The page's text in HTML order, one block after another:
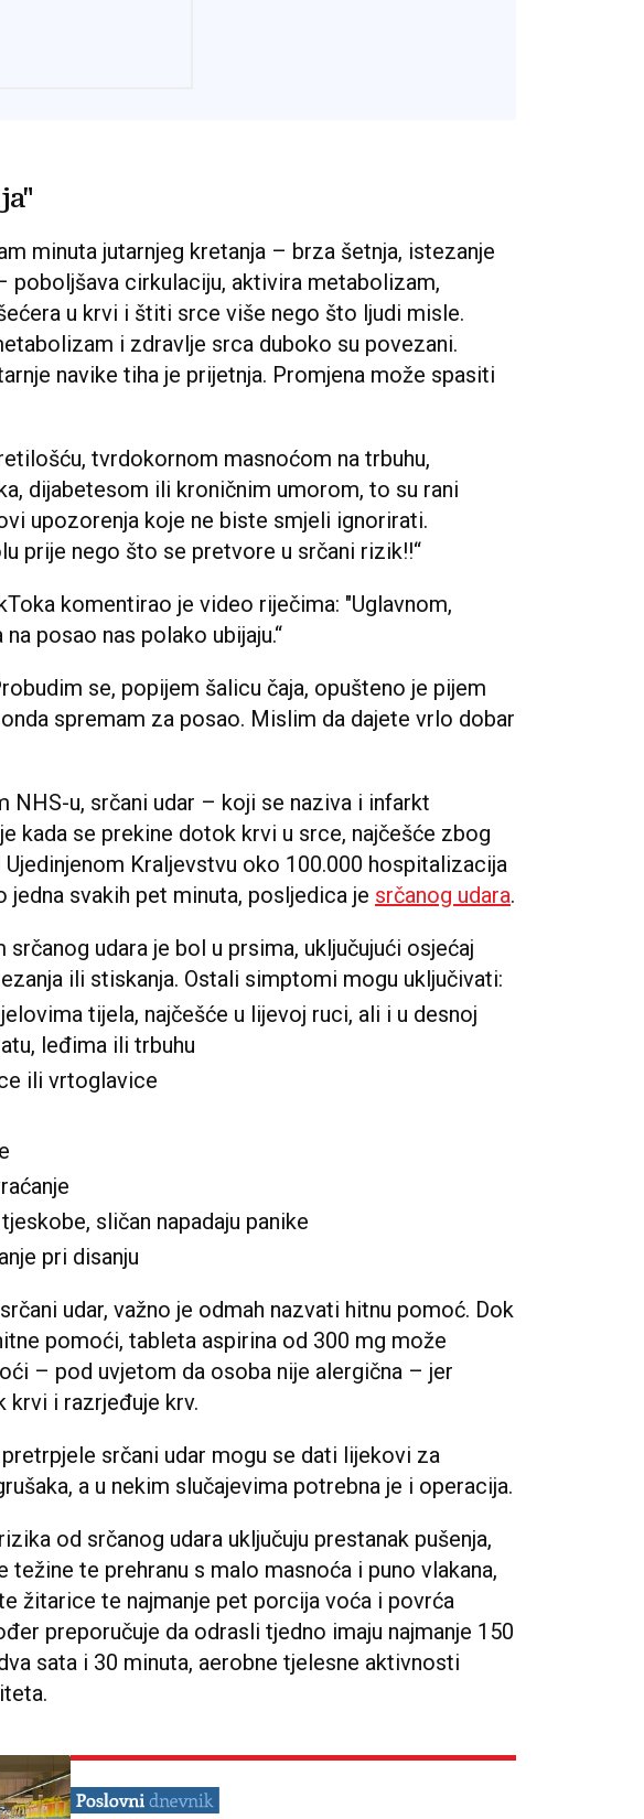
minuta jutarnjeg kretanja – brza šetnja, istezanje
poboljšava cirkulaciju, aktivira metabolizam,
u krvi i štiti srce više nego što ljudi misle.
i zdravlje srca duboko su povezani.
navike tiha je prijetnja. Promjena može spasiti
tvrdokornom masnoćom na trbuhu,
dijabetesom ili kroničnim umorom, to su rani
upozorenja koje ne biste smjeli ignorirati.
prije nego što se pretvore u srčani rizik!!“
komentirao je video riječima: "Uglavnom,
na posao nas polako ubijaju.“
se, popijem šalicu čaja, opušteno je pijem
spremam za posao. Mislim da dajete vrlo dobar
NHS-u, srčani udar – koji se naziva i infarkt
kada se prekine dotok krvi u srce, najčešće zbog
Ujedinjenom Kraljevstvu oko 100.000 hospitalizacija
jedna svakih pet minuta, posljedica je srčanog udara.
udara je bol u prsima, uključujući osjećaj
ili stiskanja. Ostali simptomi mogu uključivati:
tijela, najčešće u lijevoj ruci, ali i u desnoj
leđima ili trbuhu
ili vrtoglavice
sličan napadaju panike
pri disanju
udar, važno je odmah nazvati hitnu pomoć. Dok
pomoći, tableta aspirina od 300 mg može
– pod uvjetom da osoba nije alergična – jer
krvi i razrjeđuje krv.
srčani udar mogu se dati lijekovi za
a u nekim slučajevima potrebna je i operacija.
od srčanog udara uključuju prestanak pušenja,
težine te prehranu s malo masnoća i puno vlakana,
žitarice te najmanje pet porcija voća i povrća
preporučuje da odrasli tjedno imaju najmanje 150
sata i 30 minuta, aerobne tjelesne aktivnosti